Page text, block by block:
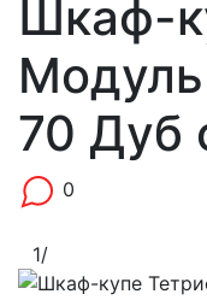
Шкаф-
70 Дуб
0
1/